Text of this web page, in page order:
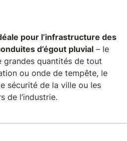
pour l’infrastructure des
d’égout pluvial – le
grandes quantités de tout
ou onde de tempête, le
sécurité de la ville ou les
de l’industrie.